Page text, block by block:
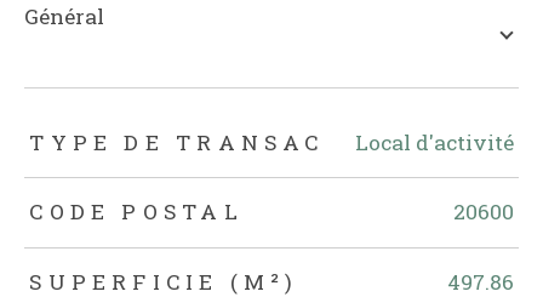
général
TRAD_ZEPHYR_Caracteristique TRAD_ZEPHYR_Valeurs
TYPE DE TRANSAC Local d'activité
CODE POSTAL 20600
SUPERFICIE (M²) 497.86